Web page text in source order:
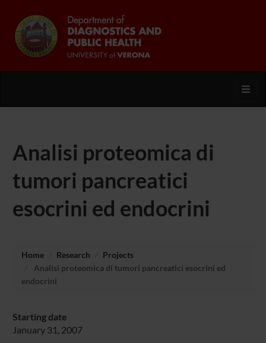
Analisi proteomica di
tumori pancreatici
esocrini ed endocrini
Home Research
Projects
Analisi proteomica di tumori pancreatici esocrini ed
endocrini
Starting date
January 31, 2007